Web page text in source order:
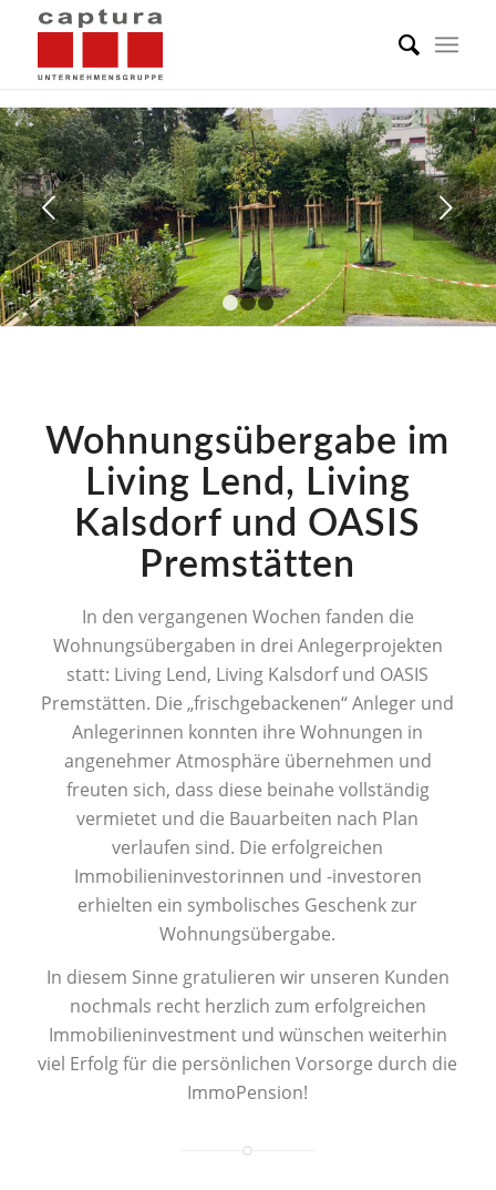
Weiter
1 2 3
Wohnungsübergabe im
Living Lend, Living
Kalsdorf und OASIS
Premstätten
In den vergangenen Wochen fanden die
Wohnungsübergaben in drei Anlegerprojekten
statt: Living Lend, Living Kalsdorf und OASIS
Premstätten. Die „frischgebackenen“ Anleger und
Anlegerinnen konnten ihre Wohnungen in
angenehmer Atmosphäre übernehmen und
freuten sich, dass diese beinahe vollständig
vermietet und die Bauarbeiten nach Plan
verlaufen sind. Die erfolgreichen
Immobilieninvestorinnen und -investoren
erhielten ein symbolisches Geschenk zur
Wohnungsübergabe.
In diesem Sinne gratulieren wir unseren Kunden
nochmals recht herzlich zum erfolgreichen
Immobilieninvestment und wünschen weiterhin
viel Erfolg für die persönlichen Vorsorge durch die
ImmoPension!